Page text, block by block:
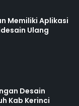
Memiliki Aplikasi
Ulang
Desain
Kab Kerinci